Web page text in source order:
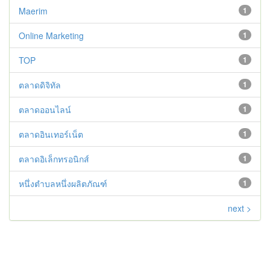
1
Maerim
1
Online Marketing
1
TOP
1
ตลาดดิจิทัล
1
ตลาดออนไลน์
1
ตลาดอินเทอร์เน็ต
1
ตลาดอิเล็กทรอนิกส์
1
หนึ่งตำบลหนึ่งผลิตภัณฑ์
next >